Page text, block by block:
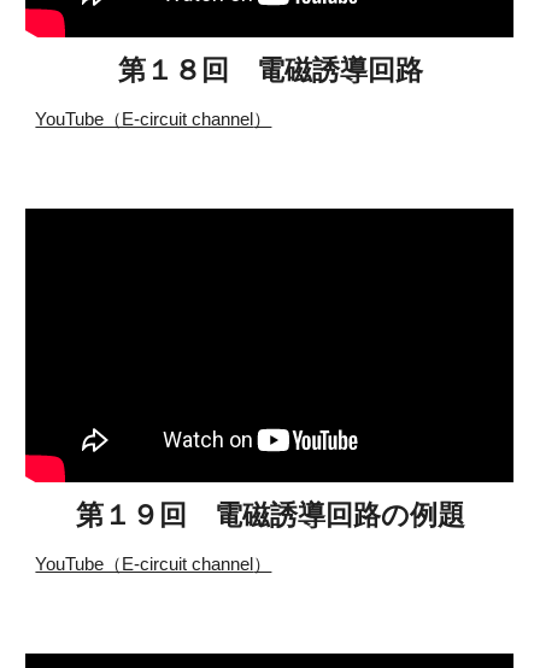
第１８回 電磁誘導回路
YouTube（E-circuit channel ）
第１９回 電磁誘導回路の例題
YouTube（E-circuit channel ）